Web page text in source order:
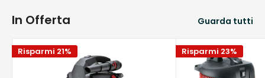
In Offerta Guarda tutti
Risparmi 21% Risparmi 23%